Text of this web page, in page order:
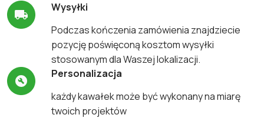
Wysyłki
Podczas kończenia zamówienia znajdziecie
pozycję poświęconą kosztom wysyłki
stosowanym dla Waszej lokalizacji.
Personalizacja
każdy kawałek może być wykonany na miarę
twoich projektów